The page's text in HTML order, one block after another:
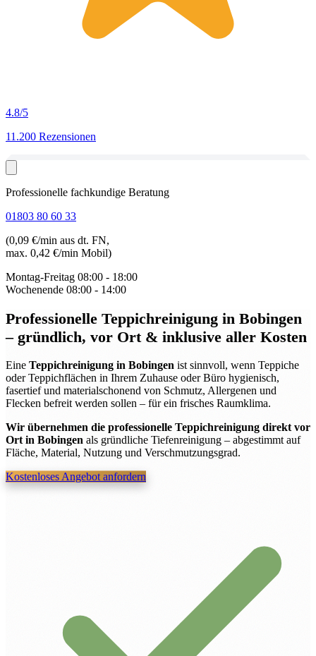
4.8/5
11.200 Rezensionen
Professionelle fachkundige Beratung
01803 80 60 33
(0,09 €/min aus dt. FN,
max. 0,42 €/min Mobil)
Montag-Freitag 08:00 - 18:00
Wochenende 08:00 - 14:00
Professionelle Teppichreinigung in Bobingen
– gründlich, vor Ort & inklusive aller Kosten
Eine Teppichreinigung in Bobingen ist sinnvoll, wenn Teppiche
oder Teppichflächen in Ihrem Zuhause oder Büro hygienisch,
fasertief und materialschonend von Schmutz, Allergenen und
Flecken befreit werden sollen – für ein frisches Raumklima.
Wir übernehmen die professionelle Teppichreinigung direkt vor
Ort in Bobingen als gründliche Tiefenreinigung – abgestimmt auf
Fläche, Material, Nutzung und Verschmutzungsgrad.
Kostenloses Angebot anfordern